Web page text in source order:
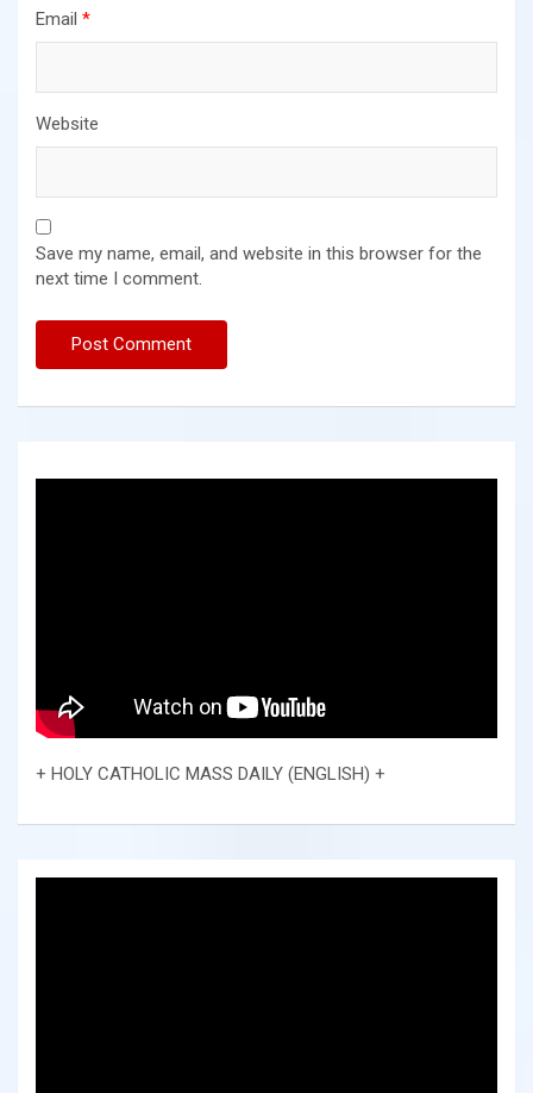
Email *
Website
Save my name, email, and website in this browser for the
next time I comment.
+ HOLY CATHOLIC MASS DAILY (ENGLISH) +